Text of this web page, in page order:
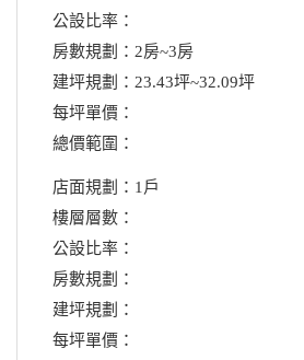
公設比率：
房數規劃：2房~3房
建坪規劃：23.43坪~32.09坪
每坪單價：
總價範圍：
店面規劃：1戶
樓層層數：
公設比率：
房數規劃：
建坪規劃：
每坪單價：